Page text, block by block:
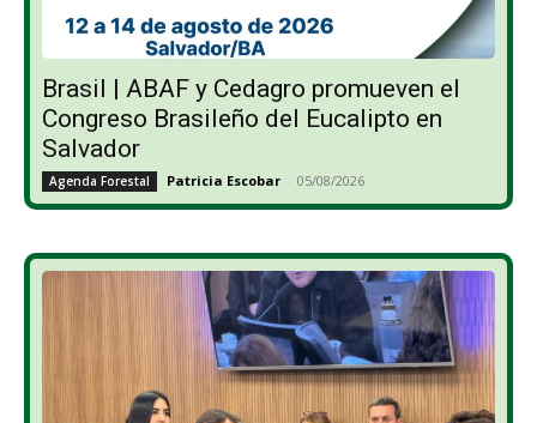
Brasil | ABAF y Cedagro promueven el
Congreso Brasileño del Eucalipto en
Salvador
Agenda Forestal Patricia Escobar - 05/08/2026